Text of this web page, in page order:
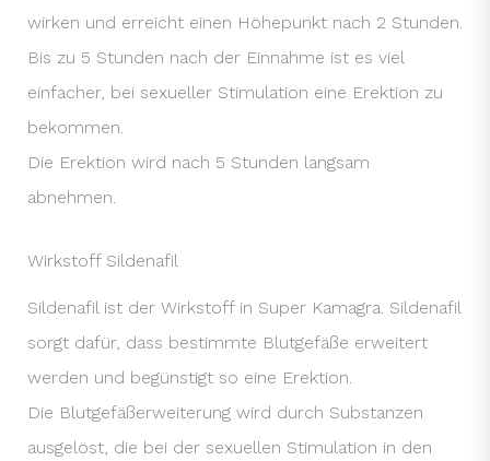
wirken und erreicht einen Höhepunkt nach 2 Stunden.
Bis zu 5 Stunden nach der Einnahme ist es viel
einfacher, bei sexueller Stimulation eine Erektion zu
bekommen.
Die Erektion wird nach 5 Stunden langsam
abnehmen.
Wirkstoff Sildenafil
Sildenafil ist der Wirkstoff in Super Kamagra. Sildenafil
sorgt dafür, dass bestimmte Blutgefäße erweitert
werden und begünstigt so eine Erektion.
Die Blutgefäßerweiterung wird durch Substanzen
ausgelöst, die bei der sexuellen Stimulation in den